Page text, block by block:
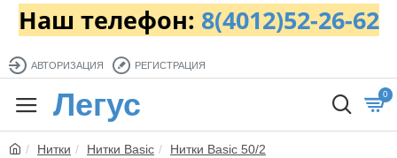
Наш телефон: 8(4012)52-26-62
АВТОРИЗАЦИЯ РЕГИСТРАЦИЯ
Легус 0
Нитки Нитки Basic
Нитки Basic 50/2